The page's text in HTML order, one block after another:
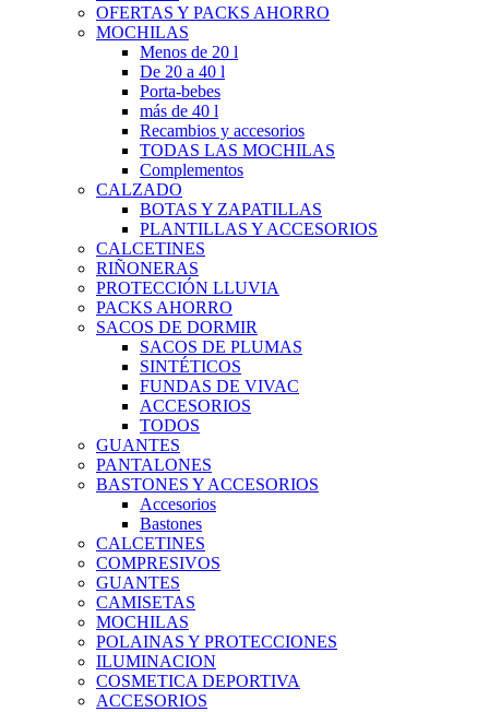
OFERTAS Y PACKS AHORRO
MOCHILAS
Menos de 20 l
De 20 a 40 l
Porta-bebes
más de 40 l
Recambios y accesorios
TODAS LAS MOCHILAS
Complementos
CALZADO
BOTAS Y ZAPATILLAS
PLANTILLAS Y ACCESORIOS
CALCETINES
RIÑONERAS
PROTECCIÓN LLUVIA
PACKS AHORRO
SACOS DE DORMIR
SACOS DE PLUMAS
SINTÉTICOS
FUNDAS DE VIVAC
ACCESORIOS
TODOS
GUANTES
PANTALONES
BASTONES Y ACCESORIOS
Accesorios
Bastones
CALCETINES
COMPRESIVOS
GUANTES
CAMISETAS
MOCHILAS
POLAINAS Y PROTECCIONES
ILUMINACION
COSMETICA DEPORTIVA
ACCESORIOS